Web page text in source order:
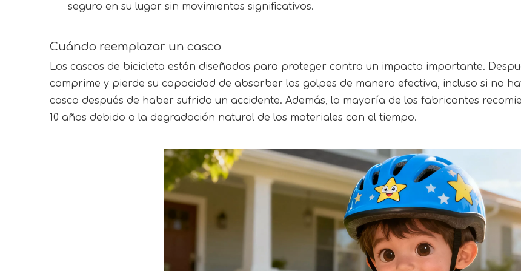
seguro en su lugar sin movimientos significativos.
Cuándo reemplazar un casco
Los cascos de bicicleta están diseñados para proteger contra un impacto importante.
comprime y pierde su capacidad de absorber los golpes de manera efectiva, incluso si no
casco después de haber sufrido un accidente. Además, la mayoría de los fabricantes
10 años debido a la degradación natural de los materiales con el tiempo.